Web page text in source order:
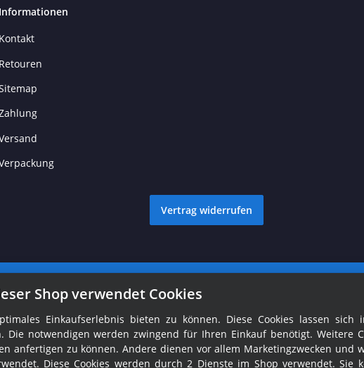
Informationen
Kontakt
Retouren
Vertrag widerrufen
Shop verwendet Cookies
Einkaufserlebnis bieten zu können. Diese Cookies lassen sich
Die notwendigen werden zwingend für Ihren Einkauf benötigt. Weitere
anfertigen zu können. Andere dienen vor allem Marketingzwecken und
Diese Cookies werden durch 2 Dienste im Shop verwendet. Sie